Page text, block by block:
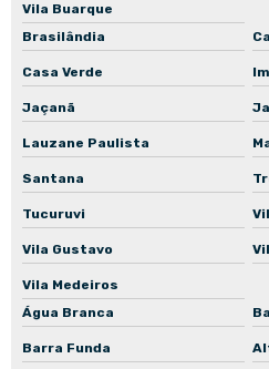
Manutenção corretiva de bomba para
Manutenção preventiva de bomba
Manutenção preventiva de bomba
Manutenção preventiva de bomba
Manutenção preventiva de bomba de
Manutenção preventiva de bomba de
Manutenção preventiva de bomba de
Manutenção preventiva de bomba
Vila Buarque
Brasilândia
Casa Verde
Jaçanã
Lauzane Paulista
Santana
Tucuruvi
Vila Gustavo
Vila Medeiros
Água Branca
Barra Funda